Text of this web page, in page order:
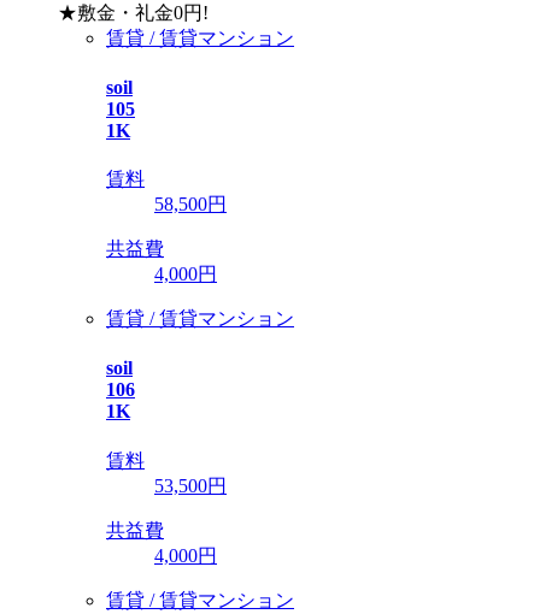
★敷金・礼金0円!
賃貸 / 賃貸マンション
soil
105
1K
賃料
58,500円
共益費
4,000円
賃貸 / 賃貸マンション
soil
106
1K
賃料
53,500円
共益費
4,000円
賃貸 / 賃貸マンション